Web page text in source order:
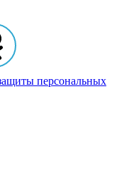
персональных